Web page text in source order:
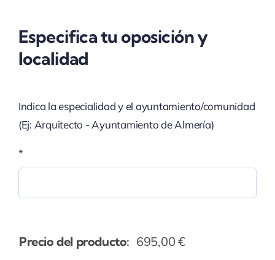
Especifica tu oposición y
localidad
Indica la especialidad y el ayuntamiento/comunidad
(Ej: Arquitecto - Ayuntamiento de Almería)
*
Precio del producto: 695,00€